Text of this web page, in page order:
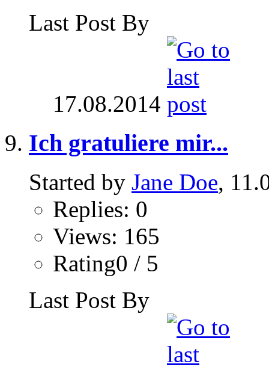
Last Post By
17.08.2014
Ich gratuliere mir...
Started by Jane Doe,
Replies: 0
Views: 165
Rating0 / 5
Last Post By